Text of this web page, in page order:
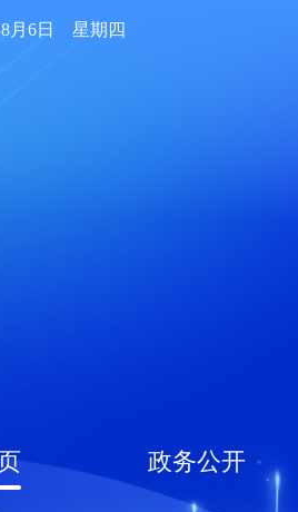
8月6日 星期四
政务公开